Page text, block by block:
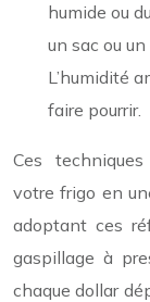
humide ou
un sac ou
L’humidité
faire pourrir.
Ces
votre frigo en
adoptant ces
gaspillage à
chaque dollar